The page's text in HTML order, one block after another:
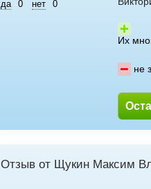
да
0 нет 0
Их
не
Отзыв от Щукин Максим